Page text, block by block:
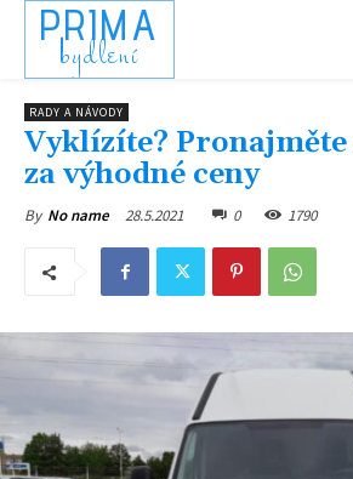
PRIMA
bydlení
RADY A NÁVODY
Vyklízíte?
za výhodné ceny
By No name 28.5.2021 0 1790